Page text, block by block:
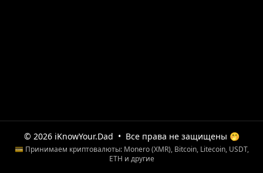
© 2026 iKnowYour.Dad • Все права не защищены 🤭
💳 Принимаем криптовалюты: Monero (XMR), Bitcoin, Litecoin, USDT,
ETH и другие